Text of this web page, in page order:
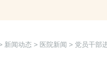
新闻动态 > 医院新闻 > 党员干部